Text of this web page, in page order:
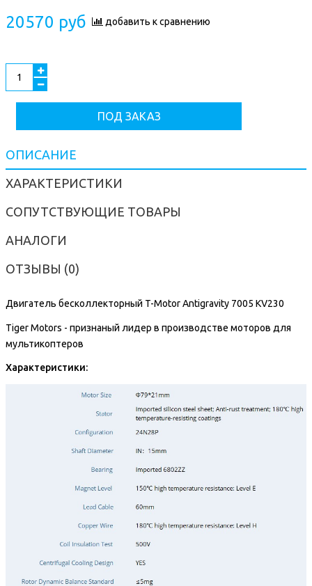
20570 руб добавить к сравнению
ПОД ЗАКАЗ
ОПИСАНИЕ
ХАРАКТЕРИСТИКИ
СОПУТСТВУЮЩИЕ ТОВАРЫ
АНАЛОГИ
ОТЗЫВЫ (0)
Двигатель бесколлекторный T-Motor Antigravity 7005 KV230
Tiger Motors - признаный лидер в производстве моторов для
мультикоптеров
Характеристики: